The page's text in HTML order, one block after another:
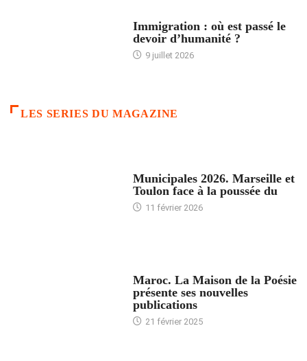
Immigration : où est passé le
devoir d’humanité ?
9 juillet 2026
LES SERIES DU MAGAZINE
Municipales 2026. Marseille et
Toulon face à la poussée du
11 février 2026
Maroc. La Maison de la Poésie
présente ses nouvelles
publications
21 février 2025